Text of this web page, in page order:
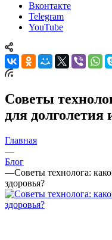
Вконтакте
Telegram
YouTube
Советы
для долголетия
Главная
—
Блог
—Советы технолога:
здоровья?